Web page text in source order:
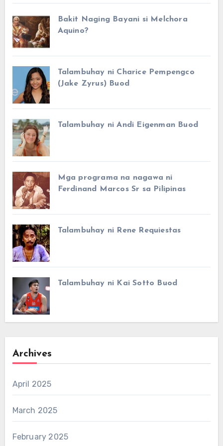
Bakit Naging Bayani si Melchora
Aquino?
Talambuhay ni Charice Pempengco
(Jake Zyrus) Buod
Talambuhay ni Andi Eigenman Buod
Mga programa na nagawa ni
Ferdinand Marcos Sr sa Pilipinas
Talambuhay ni Rene Requiestas
Talambuhay ni Kai Sotto Buod
Archives
April 2025
March 2025
February 2025